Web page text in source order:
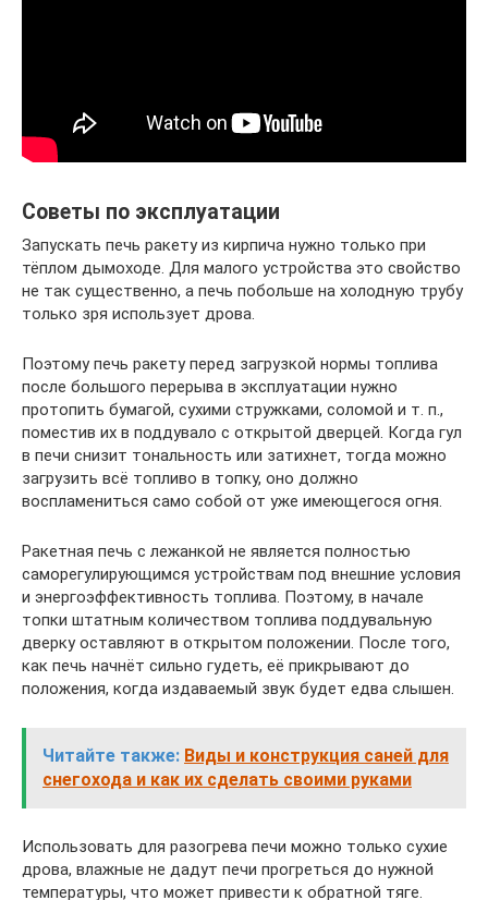
Советы по эксплуатации
Запускать печь ракету из кирпича нужно только при
тёплом дымоходе. Для малого устройства это свойство
не так существенно, а печь побольше на холодную трубу
только зря использует дрова.
Поэтому печь ракету перед загрузкой нормы топлива
после большого перерыва в эксплуатации нужно
протопить бумагой, сухими стружками, соломой и т. п.,
поместив их в поддувало с открытой дверцей. Когда гул
в печи снизит тональность или затихнет, тогда можно
загрузить всё топливо в топку, оно должно
воспламениться само собой от уже имеющегося огня.
Ракетная печь с лежанкой не является полностью
саморегулирующимся устройствам под внешние условия
и энергоэффективность топлива. Поэтому, в начале
топки штатным количеством топлива поддувальную
дверку оставляют в открытом положении. После того,
как печь начнёт сильно гудеть, её прикрывают до
положения, когда издаваемый звук будет едва слышен.
Читайте также: Виды и конструкция саней для
снегохода и как их сделать своими руками
Использовать для разогрева печи можно только сухие
дрова, влажные не дадут печи прогреться до нужной
температуры, что может привести к обратной тяге.